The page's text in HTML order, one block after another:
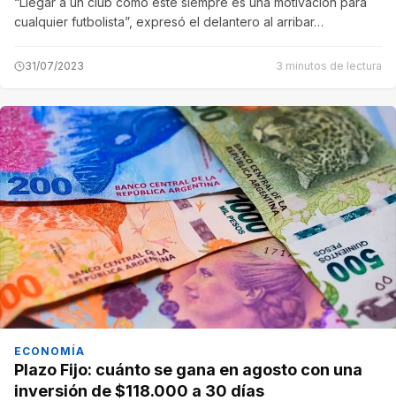
cualquier futbolista”, expresó el delantero al arribar…
31/07/2023 3 minutos de lectura
ECONOMÍA
Plazo Fijo: cuánto se gana en agosto con una
inversión de $118.000 a 30 días